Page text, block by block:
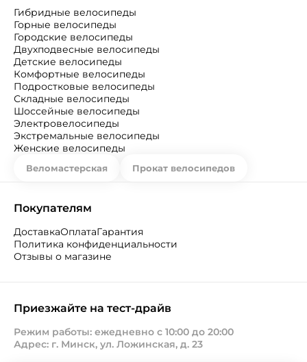
Гибридные велосипеды
Горные велосипеды
Городские велосипеды
Двухподвесные велосипеды
Детские велосипеды
Комфортные велосипеды
Подростковые велосипеды
Складные велосипеды
Шоссейные велосипеды
Электровелосипеды
Экстремальные велосипеды
Женские велосипеды
Веломастерская Прокат велосипедов
Покупателям
ДоставкаОплатаГарантия
Политика конфиденциальности
Отзывы о магазине
Приезжайте на тест-драйв
Режим работы: ежедневно с 10:00 до 20:00
Адрес: г. Минск, ул. Ложинская, д. 23